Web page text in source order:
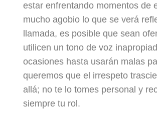
05 Cuestionario Final
de Llamadas
1 lección, 1 cuestionario
Obtén tu certificación
estar enfrentando momentos de
mucho agobio lo que se verá
llamada, es posible que sean
utilicen un tono de voz
ocasiones hasta usarán malas
queremos que el irrespeto
allá; no te lo tomes personal y
siempre tu rol.